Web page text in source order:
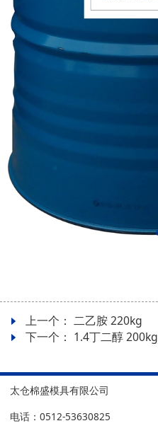
上一个： 二乙胺 220kg
下一个： 1.4丁二醇 200kg
太仓棉盛模具有限公司
电话：0512-53630825